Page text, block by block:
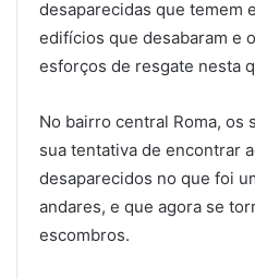
desaparecidas que temem
edifícios que desabaram e
esforços de resgate nesta
No bairro central Roma, os
sua tentativa de encontrar
desaparecidos no que foi
andares, e que agora se
escombros.